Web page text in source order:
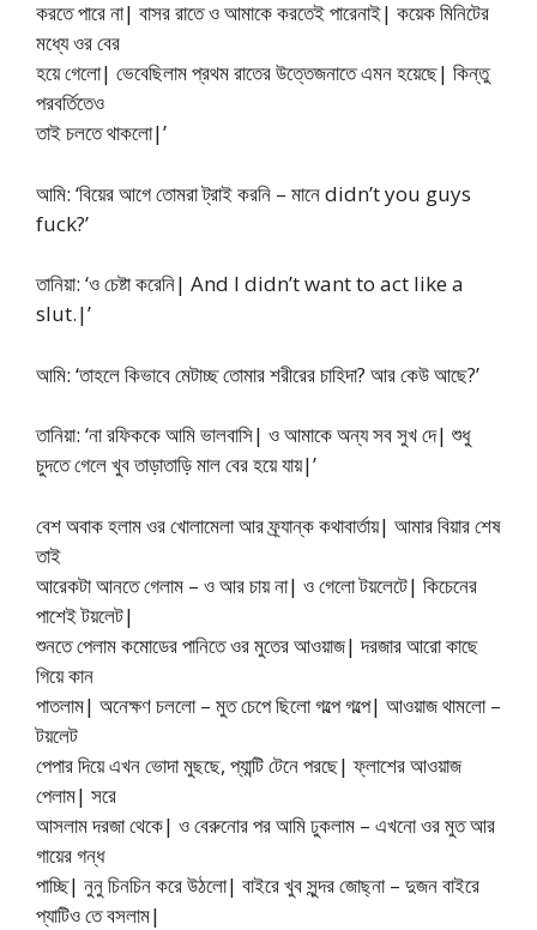
করতে পারে না| বাসর রাতে ও আমাকে করতেই পারেনাই| কয়েক মিনিটের
মধ্যে ওর বের
হয়ে গেলো| ভেবেছিলাম প্রথম রাতের উত্তেজনাতে এমন হয়েছে| কিন্তু
পরবর্তিতেও
তাই চলতে থাকলো|’
আমি: ‘বিয়ের আগে তোমরা ট্রাই করনি – মানে didn’t you guys
fuck?’
তানিয়া: ‘ও চেষ্টা করেনি| And I didn’t want to act like a
slut.|’
আমি: ‘তাহলে কিভাবে মেটাচ্ছ তোমার শরীরের চাহিদা? আর কেউ আছে?’
তানিয়া: ‘না রফিককে আমি ভালবাসি| ও আমাকে অন্য সব সুখ দে| শুধু
চুদতে গেলে খুব তাড়াতাড়ি মাল বের হয়ে যায়|’
বেশ অবাক হলাম ওর খোলামেলা আর ফ্র্যান্ক কথাবার্তায়| আমার বিয়ার শেষ
তাই
আরেকটা আনতে গেলাম – ও আর চায় না| ও গেলো টয়লেটে| কিচেনের
পাশেই টয়লেট|
শুনতে পেলাম কমোডের পানিতে ওর মুতের আওয়াজ| দরজার আরো কাছে
গিয়ে কান
পাতলাম| অনেক্ষণ চললো – মুত চেপে ছিলো গল্পে গল্পে| আওয়াজ থামলো –
টয়লেট
পেপার দিয়ে এখন ভোদা মুছছে, প্যান্টি টেনে পরছে| ফ্লাশের আওয়াজ
পেলাম| সরে
আসলাম দরজা থেকে| ও বেরুনোর পর আমি ঢুকলাম – এখনো ওর মুত আর
গায়ের গন্ধ
পাচ্ছি| নুনু চিনচিন করে উঠলো| বাইরে খুব সুন্দর জোছ্না – দুজন বাইরে
প্যাটিও তে বসলাম|